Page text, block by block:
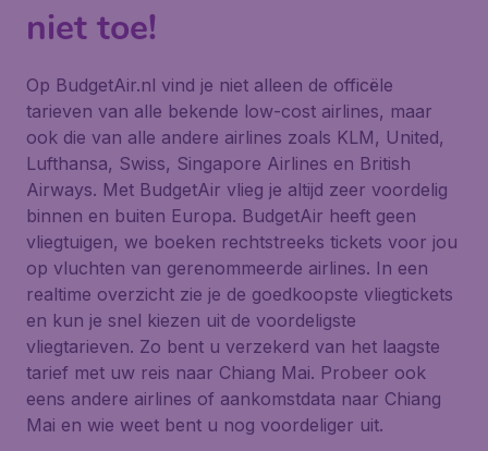
niet toe!
Op BudgetAir.nl vind je niet alleen de officële
tarieven van alle bekende low-cost airlines, maar
ook die van alle andere airlines zoals KLM, United,
Lufthansa, Swiss, Singapore Airlines en British
Airways. Met BudgetAir vlieg je altijd zeer voordelig
binnen en buiten Europa. BudgetAir heeft geen
vliegtuigen, we boeken rechtstreeks tickets voor jou
op vluchten van gerenommeerde airlines. In een
realtime overzicht zie je de goedkoopste vliegtickets
en kun je snel kiezen uit de voordeligste
vliegtarieven. Zo bent u verzekerd van het laagste
tarief met uw reis naar Chiang Mai. Probeer ook
eens andere airlines of aankomstdata naar Chiang
Mai en wie weet bent u nog voordeliger uit.